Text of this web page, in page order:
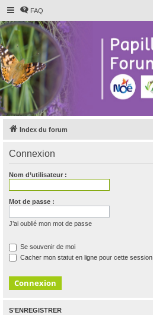
FAQ
Index du forum
Connexion
Nom d’utilisateur :
Mot de passe :
J’ai oublié mon mot de passe
Se souvenir de moi
Cacher mon statut en ligne pour cette session
S’ENREGISTRER